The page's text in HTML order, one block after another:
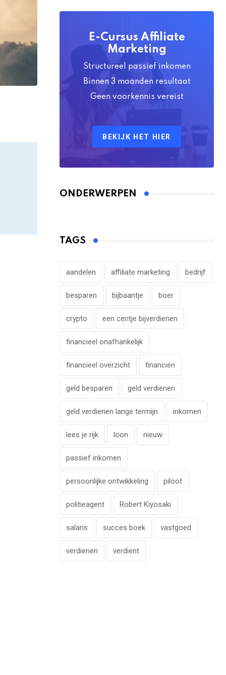
E-Cursus Affiliate
Marketing
Structureel passief inkomen
Binnen 3 maanden resultaat
Geen voorkennis vereist
BEKIJK HET HIER
ONDERWERPEN
TAGS
aandelen affiliate marketing bedrijf
besparen bijbaantje boer
crypto een centje bijverdienen
financieel onafhankelijk
financieel overzicht financiën
geld besparen geld verdienen
geld verdienen lange termijn inkomen
lees je rijk loon nieuw
passief inkomen
persoonlijke ontwikkeling piloot
politieagent Robert Kiyosaki
salaris succes boek vastgoed
verdienen verdient